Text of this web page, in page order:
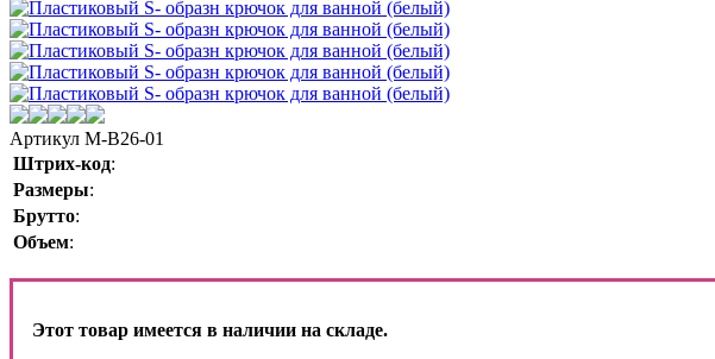
Артикул M-B26-01
Штрих-код:
Размеры:
Брутто:
Объем:
Этот товар имеется в наличии на складе.